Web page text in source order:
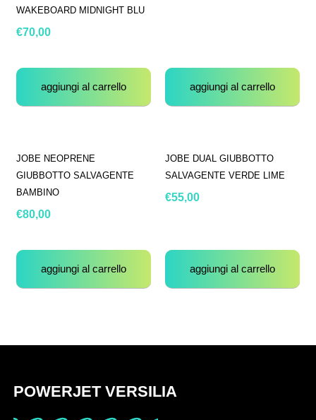
WAKEBOARD MIDNIGHT BLU
€70,00
aggiungi al carrello aggiungi al carrello
JOBE NEOPRENE
GIUBBOTTO SALVAGENTE
BAMBINO
€80,00
aggiungi al carrello
JOBE DUAL GIUBBOTTO
SALVAGENTE VERDE LIME
€55,00
aggiungi al carrello
POWERJET VERSILIA